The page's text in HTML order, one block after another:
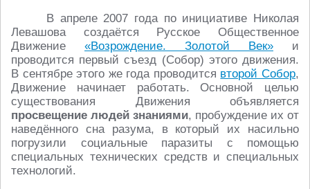
В апреле 2007 года по инициативе Николая
Левашова создаётся Русское Общественное
Движение «Возрождение. Золотой Век» и
проводится первый съезд (Собор) этого движения.
В сентябре этого же года проводится второй Собор,
Движение начинает работать. Основной целью
существования Движения объявляется
просвещение людей знаниями, пробуждение их от
наведённого сна разума, в который их насильно
погрузили социальные паразиты с помощью
специальных технических средств и специальных
технологий.